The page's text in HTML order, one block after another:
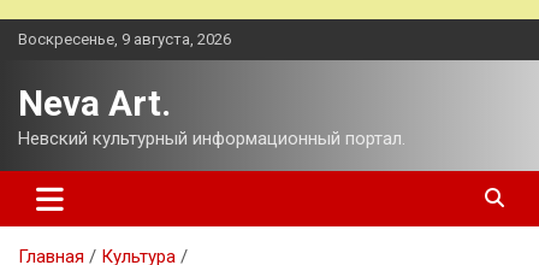
Перейти
Воскресенье, 9 августа, 2026
Neva Art.
Невский культурный информационный портал.
Главная
Культура